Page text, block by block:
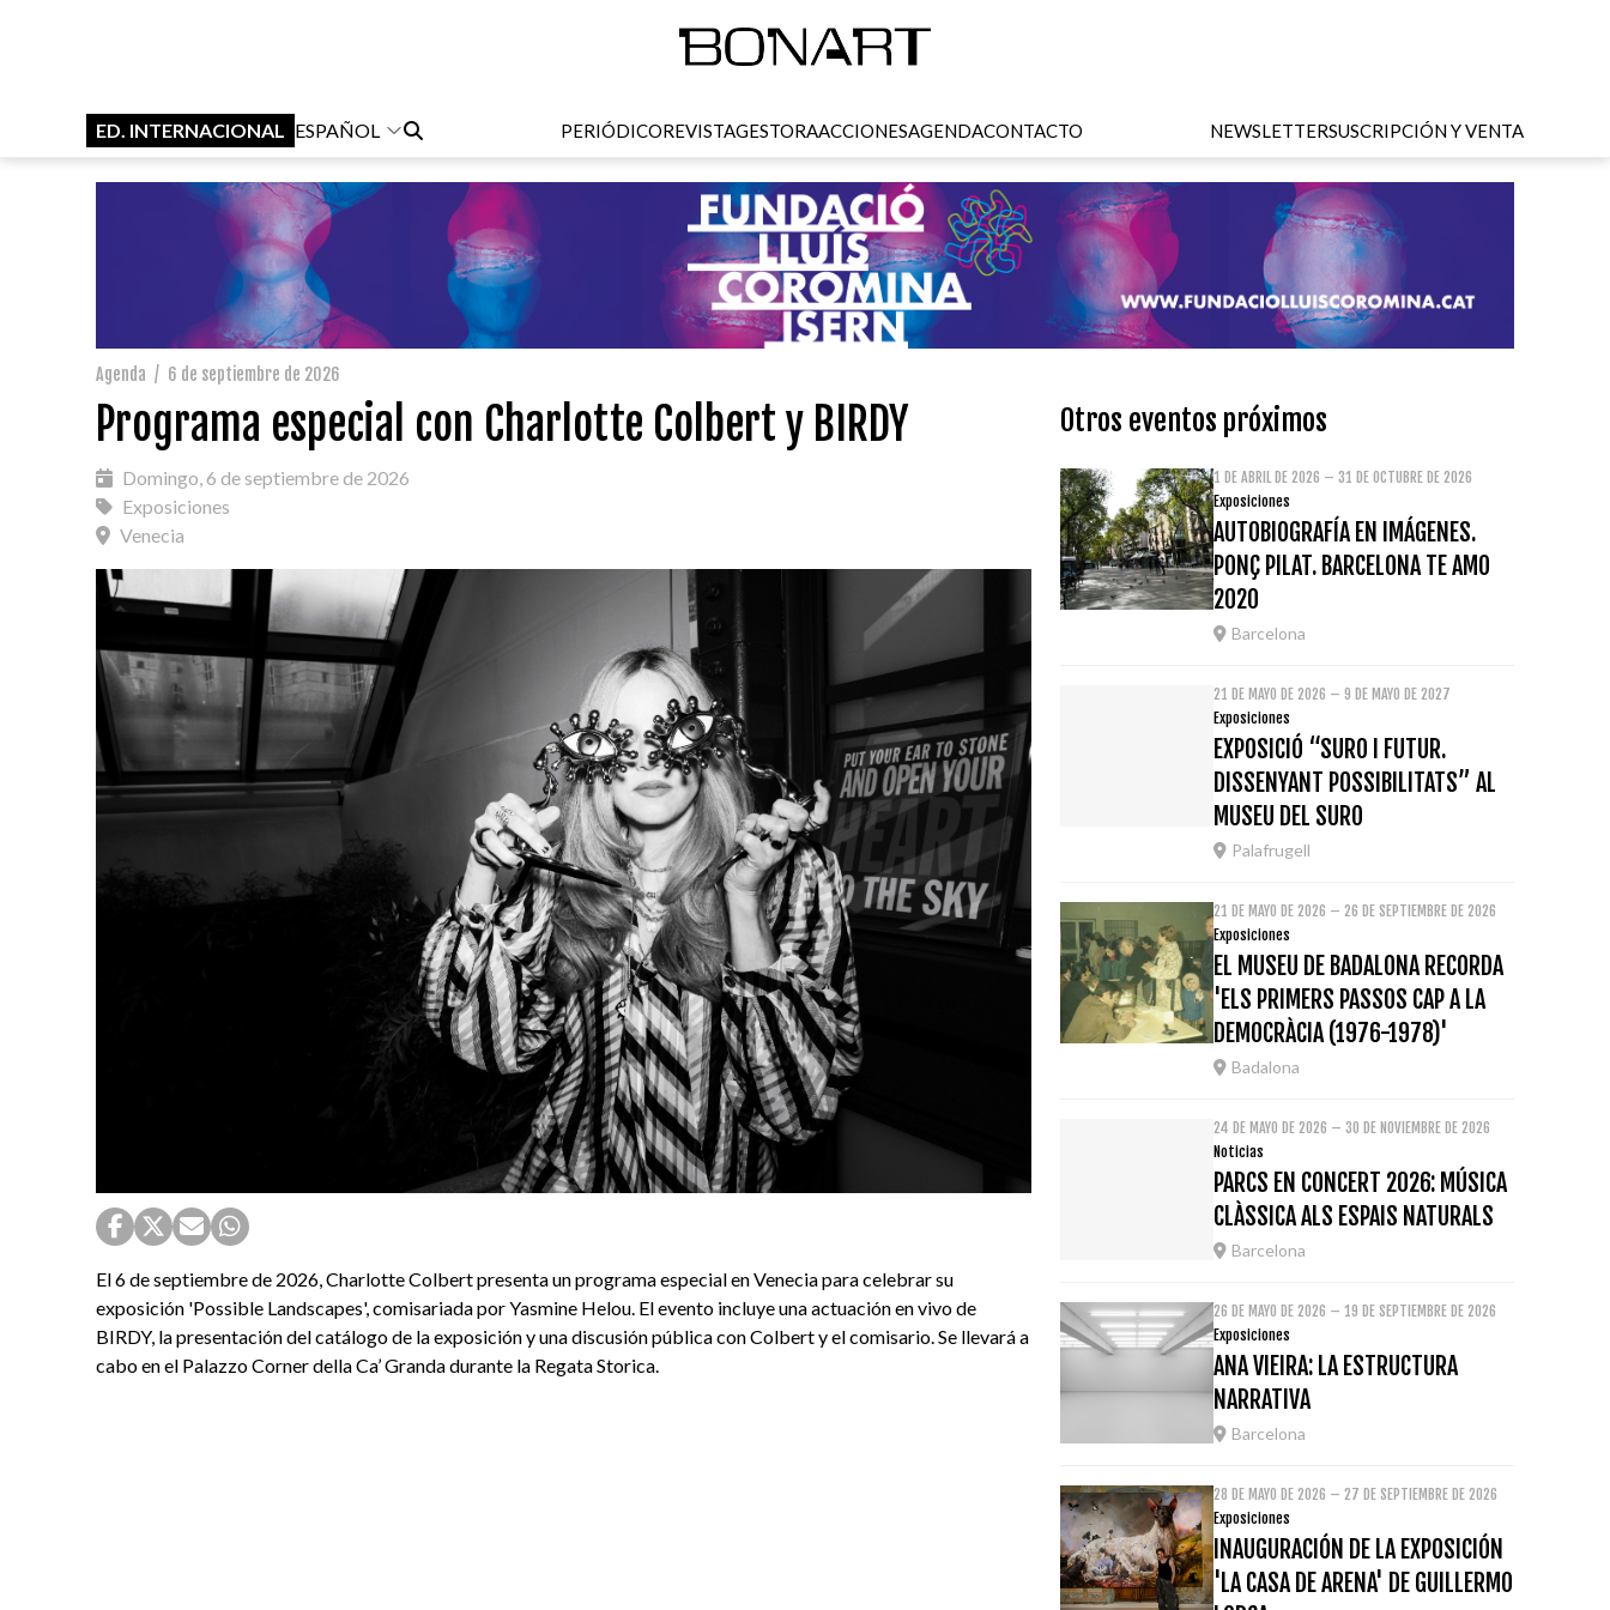
ED. INTERNACIONAL ESPAÑOL PERIÓDICOREVISTAGESTORAACCIONESAGENDACONTACTO NEWSLETTERSUSCRIPCIÓN Y VENTA
Agenda / 6 de septiembre de 2026
Programa especial con Charlotte Colbert y BIRDY
Domingo, 6 de septiembre de 2026
Exposiciones
Venecia
El 6 de septiembre de 2026, Charlotte Colbert presenta un programa especial en Venecia para celebrar su
exposición 'Possible Landscapes', comisariada por Yasmine Helou. El evento incluye una actuación en vivo de
BIRDY, la presentación del catálogo de la exposición y una discusión pública con Colbert y el comisario. Se llevará a
cabo en el Palazzo Corner della Ca’ Granda durante la Regata Storica.
Otros eventos próximos
1 DE ABRIL DE 2026 – 31 DE OCTUBRE DE 2026
Exposiciones
AUTOBIOGRAFÍA EN IMÁGENES.
PONÇ PILAT. BARCELONA TE AMO
2020
Barcelona
21 DE MAYO DE 2026 – 9 DE MAYO DE 2027
Exposiciones
EXPOSICIÓ “SURO I FUTUR.
DISSENYANT POSSIBILITATS” AL
MUSEU DEL SURO
Palafrugell
21 DE MAYO DE 2026 – 26 DE SEPTIEMBRE DE 2026
Exposiciones
EL MUSEU DE BADALONA RECORDA
'ELS PRIMERS PASSOS CAP A LA
DEMOCRÀCIA (1976-1978)'
Badalona
24 DE MAYO DE 2026 – 30 DE NOVIEMBRE DE 2026
Noticias
PARCS EN CONCERT 2026: MÚSICA
CLÀSSICA ALS ESPAIS NATURALS
Barcelona
26 DE MAYO DE 2026 – 19 DE SEPTIEMBRE DE 2026
Exposiciones
ANA VIEIRA: LA ESTRUCTURA
NARRATIVA
Barcelona
28 DE MAYO DE 2026 – 27 DE SEPTIEMBRE DE 2026
Exposiciones
INAUGURACIÓN DE LA EXPOSICIÓN
'LA CASA DE ARENA' DE GUILLERMO